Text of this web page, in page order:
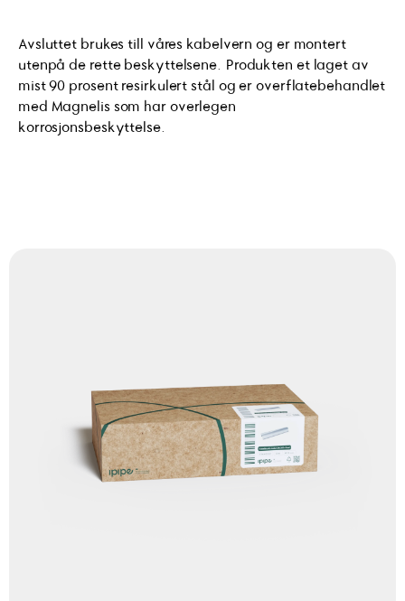
Avsluttet brukes till våres kabelvern og er montert
utenpå de rette beskyttelsene. Produkten et laget av
mist 90 prosent resirkulert stål og er overflatebehandlet
med Magnelis som har overlegen
korrosjonsbeskyttelse.